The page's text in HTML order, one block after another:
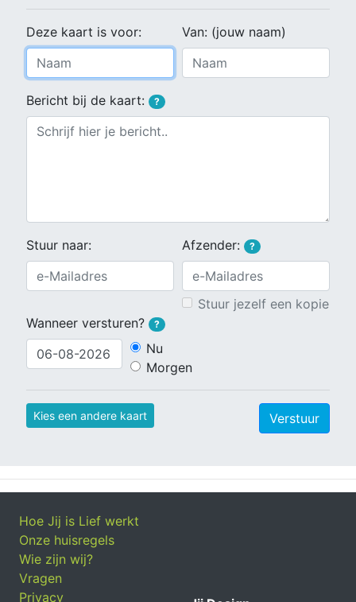
Deze kaart is voor: Van: (jouw naam)
Bericht bij de kaart: ?
Stuur naar: Afzender: ?
Stuur jezelf een kopie
Wanneer versturen?
?
Nu
Morgen
Kies een andere kaart Verstuur
Hoe Jij is Lief werkt
Onze huisregels
Wie zijn wij?
Vragen
Privacy